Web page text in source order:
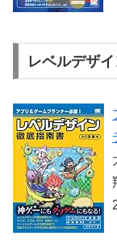
レベルデザ